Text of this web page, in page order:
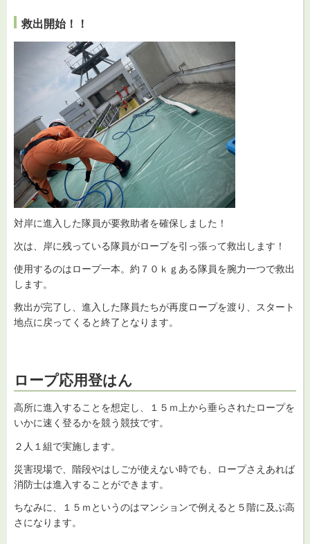
救出開始！！
対岸に進入した隊員が要救助者を確保しました！
次は、岸に残っている隊員がロープを引っ張って救出します！
使用するのはロープ一本。約７０ｋｇある隊員を腕力一つで救出
します。
救出が完了し、進入した隊員たちが再度ロープを渡り、スタート
地点に戻ってくると終了となります。
ロープ応用登はん
高所に進入することを想定し、１５ｍ上から垂らされたロープを
いかに速く登るかを競う競技です。
２人１組で実施します。
災害現場で、階段やはしごが使えない時でも、ロープさえあれば
消防士は進入することができます。
ちなみに、１５ｍというのはマンションで例えると５階に及ぶ高
さになります。